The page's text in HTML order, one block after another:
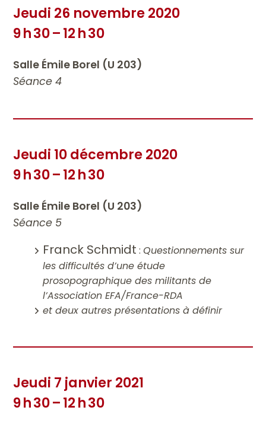
Jeudi 26 novembre 2020
9 h 30 – 12 h 30
Salle Émile Borel (U 203)
Séance 4
Jeudi 10 décembre 2020
9 h 30 – 12 h 30
Salle Émile Borel (U 203)
Séance 5
Franck Schmidt :Questionnements sur
les difficultés d’une étude
prosopographique des militants de
l’Association EFA/France-RDA
et deux autres présentations à définir
Jeudi 7 janvier 2021
9 h 30 – 12 h 30